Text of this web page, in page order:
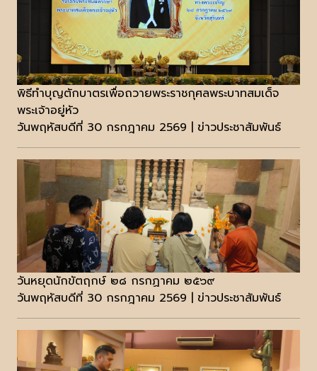
พิธีทำบุญตักบาตรเพื่อถวายพระราชกุศลพระบาทสมเด็จ
พระเจ้าอยู่หัว
วันพฤหัสบดีที่ 30 กรกฎาคม 2569 | ข่าวประชาสัมพันธ์
วันหยุดนักขัตฤกษ์ ๒๘ กรกฏาคม ๒๕๖๙
วันพฤหัสบดีที่ 30 กรกฎาคม 2569 | ข่าวประชาสัมพันธ์